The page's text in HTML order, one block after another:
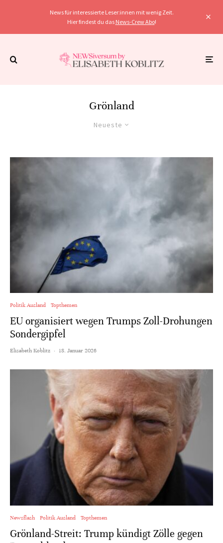
News für interessierte Leser:innen mit wenig Zeit.
Hier findest du das News-Crew Abo!
Grönland
Neueste
Politik Ausland Topthemen
EU organisiert wegen Trumps Zoll-Drohungen
Sondergipfel
Elisabeth Koblitz · 18. Januar 2026
Newsflash Politik Ausland Topthemen
Grönland-Streit: Trump kündigt Zölle gegen